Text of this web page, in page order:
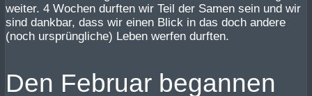
weiter. 4 Wochen durften wir Teil der Samen sein und wir
sind dankbar, dass wir einen Blick in das doch andere
(noch ursprüngliche) Leben werfen durften.
Den Februar begannen